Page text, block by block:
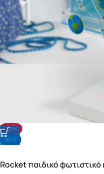
-25%
NΕΟ!
Rocket παιδικό